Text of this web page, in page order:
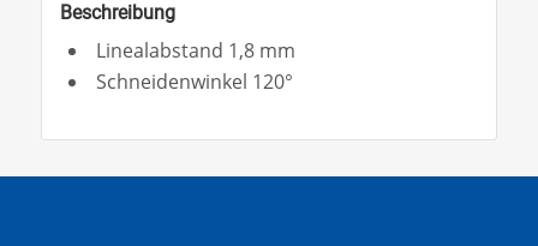
Beschreibung
Linealabstand 1,8 mm
Schneidenwinkel 120°